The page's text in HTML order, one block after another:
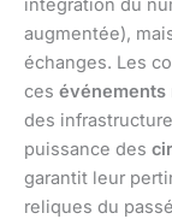
intégration du
augmentée),
échanges. Les
ces événements
des
puissance des
garantit leur
reliques du